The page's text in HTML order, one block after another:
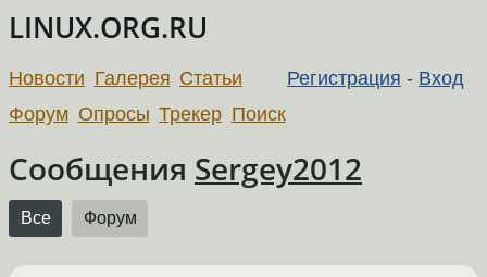
LINUX.ORG.RU
Регистрация - Вход
Новости Галерея Статьи
Форум Опросы Трекер Поиск
Сообщения Sergey2012
Все Форум